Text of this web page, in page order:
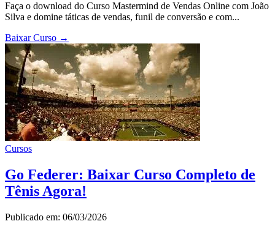
Faça o download do Curso Mastermind de Vendas Online com João
Silva e domine táticas de vendas, funil de conversão e com...
Baixar Curso →
Cursos
Go Federer: Baixar Curso Completo de
Tênis Agora!
Publicado em: 06/03/2026